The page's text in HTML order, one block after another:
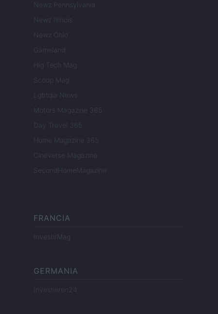
Newz Pennsylvania
Newz Illinois
Newz Ohio
Gameland
Hig Tech Mag
Scoop Mag
Lgbtqia News
Motors Magazine 365
Day Travel 365
Home Magazine 365
Cineverse Magazine
SecondHomeMagazine
FRANCIA
InvestirMag
GERMANIA
Investieren24